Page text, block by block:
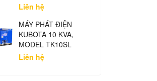
Liên hệ
MÁY PHÁT ĐIỆN
KUBOTA 10 KVA,
MODEL TK10SL
Liên hệ